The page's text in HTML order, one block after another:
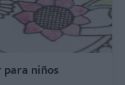
niños